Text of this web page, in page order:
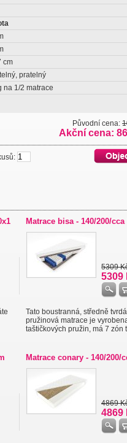
cm
pratelný
na 1/2 matrace
Původní cena:
Akční cena:
Matrace bisa - 140/200/cca
5309
5309
Tato boustranná, středně
pružinová matrace je
taštičkových pružin, má 7 zón
Matrace conary - 140/200/
4869
4869